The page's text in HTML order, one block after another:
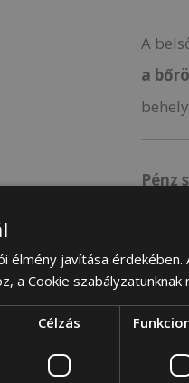
A
a
Pénz
Ez a
élmény javítása érdekében.
a Cookie szabályzatunknak
Célzás